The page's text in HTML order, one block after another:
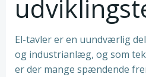
El-tavler er en uundværlig
og industrianlæg, og som
er der mange spændende